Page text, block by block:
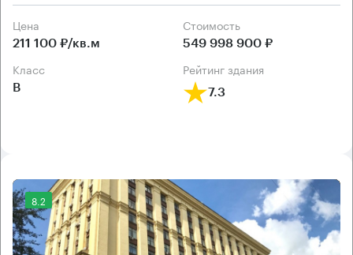
Цена
211 100 ₽/кв.м
Cтоимость
549 998 900 ₽
класс
B
рейтинг здания
7.3
8.2